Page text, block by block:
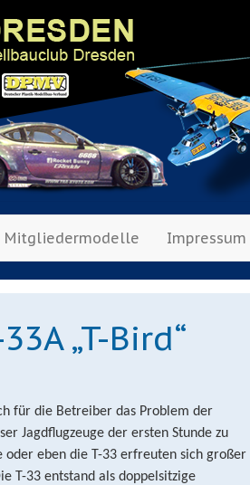
Mitgliedermodelle Impressum
„T-Bird“
für die Betreiber das Problem der
Jagdflugzeuge der ersten Stunde zu
oder eben die T-33 erfreuten sich großer
T-33 entstand als doppelsitzige